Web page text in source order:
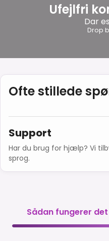
Ufejlfri
Dar
Drop
Ofte stillede
Support
Har du brug for hjælp? Vi
sprog.
Sådan fungerer det